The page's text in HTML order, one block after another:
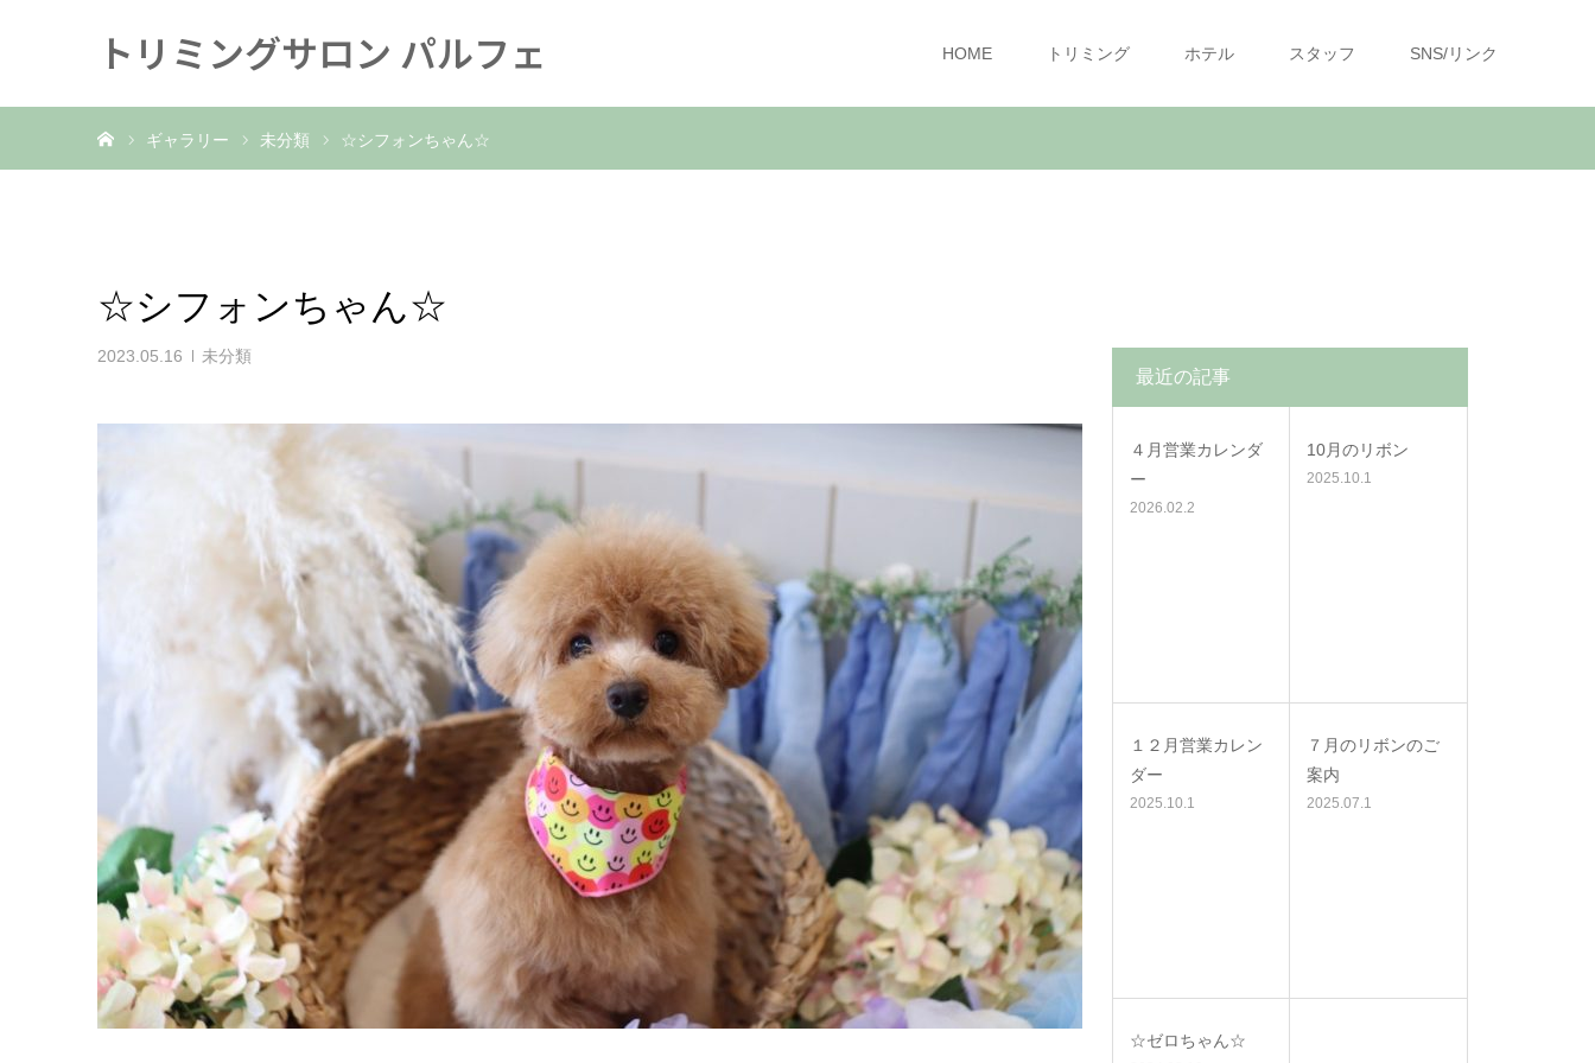
トリミングサロン パルフェ HOME トリミング ホテル スタッフ SNS/リンク
ギャラリー 未分類 ☆シフォンちゃん☆
☆シフォンちゃん☆
2023.05.16 未分類
最近の記事
４月営業カレンダ
ー
2026.02.2
10月のリボン
2025.10.1
１２月営業カレン
ダー
2025.10.1
７月のリボンのご
案内
2025.07.1
☆ゼロちゃん☆